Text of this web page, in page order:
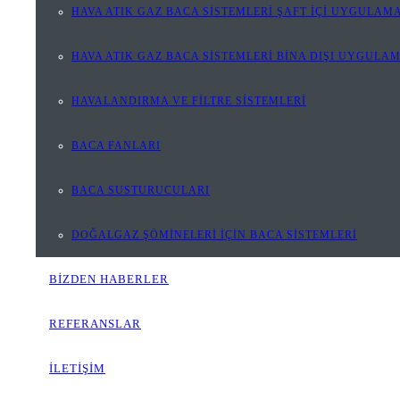
HAVA ATIK GAZ BACA SİSTEMLERİ ŞAFT İÇİ
HAVA ATIK GAZ BACA SİSTEMLERİ BİNA DIŞI
HAVALANDIRMA VE FİLTRE SİSTEMLERİ
BACA FANLARI
BACA SUSTURUCULARI
DOĞALGAZ ŞÖMİNELERİ İÇİN BACA SİSTEMLERİ
BİZDEN HABERLER
REFERANSLAR
İLETİŞİM